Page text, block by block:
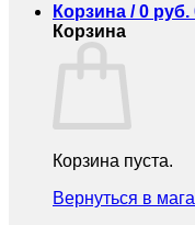
Корзина /0 руб.
Корзина
Корзина пуста.
Вернуться в